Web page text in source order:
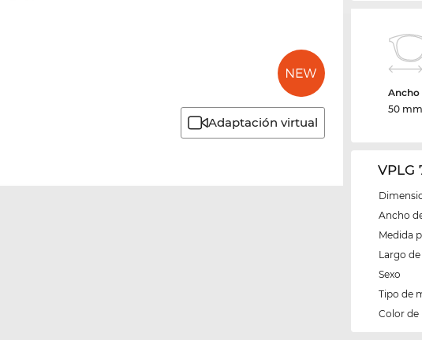
Adaptación virtual
Ancho
50
VPLG
Ancho
Medida
Largo
Sexo
Tipo de
Color